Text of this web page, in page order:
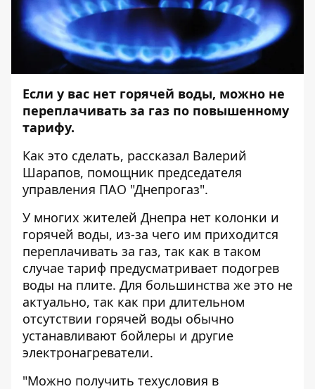
Если у вас нет горячей воды, можно не
переплачивать за газ по повышенному
тарифу.
Как это сделать, рассказал Валерий
Шарапов, помощник председателя
управления ПАО "Днепрогаз".
У многих жителей Днепра нет колонки и
горячей воды, из-за чего им приходится
переплачивать за газ, так как в таком
случае тариф предусматривает подогрев
воды на плите. Для большинства же это не
актуально, так как при длительном
отсутствии горячей воды обычно
устанавливают бойлеры и другие
электронагреватели.
"Можно получить техусловия в